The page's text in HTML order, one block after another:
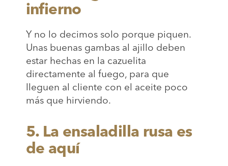
infierno
Y no lo decimos solo porque piquen.
Unas buenas gambas al ajillo deben
estar hechas en la cazuelita
directamente al fuego, para que
lleguen al cliente con el aceite poco
más que hirviendo.
5. La ensaladilla rusa es
de aquí